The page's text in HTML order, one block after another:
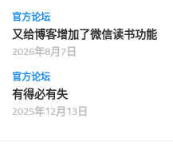
官方论坛
又给博客增加了微信读书功能
2026年8月7日
官方论坛
有得必有失
2025年12月13日